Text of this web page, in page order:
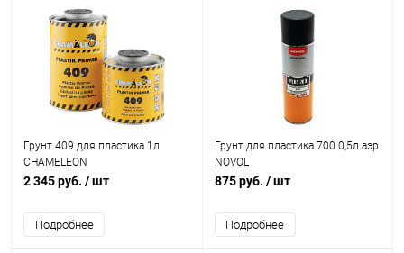
Грунт 409 для пластика 1л
CHAMELEON
2 345 руб. / шт
Подробнее
Грунт для пластика 700 0,5л аэр
NOVOL
875 руб. / шт
Подробнее